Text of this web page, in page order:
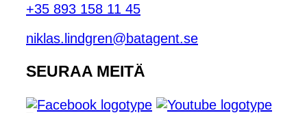
+35 893 158 11 45
niklas.lindgren@batagent.se
SEURAA MEITÄ